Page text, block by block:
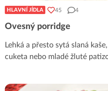
HLAVNÍ JÍDLA 45 4
Ovesný porridge
Lehká a přesto sytá slaná
cuketa nebo mladé žluté